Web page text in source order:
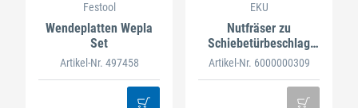
Festool
Wendeplatten Wepla
Set
Artikel-Nr. 497458
EKU
Nutfräser zu
Schiebetürbeschlag
PORTA
Artikel-Nr. 6000000309